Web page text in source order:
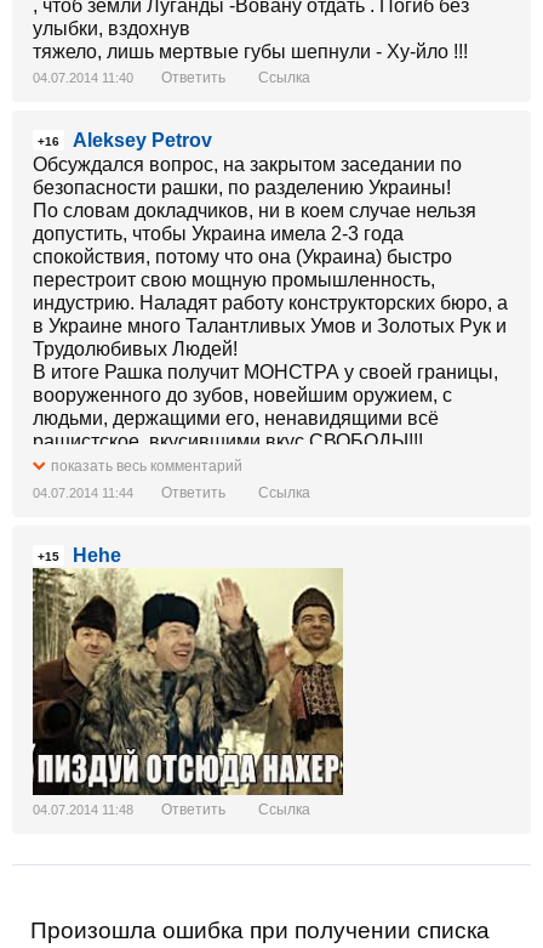
, чтоб земли Луганды -Вовану отдать . Погиб без
улыбки, вздохнув
тяжело, лишь мертвые губы шепнули - Ху-йло !!!
04.07.2014 11:40 Ответить Ссылка
+16
Aleksey Petrov
Обсуждался вопрос, на закрытом заседании по
безопасности рашки, по разделению Украины!
По словам докладчиков, ни в коем случае нельзя
допустить, чтобы Украина имела 2-3 года
спокойствия, потому что она (Украина) быстро
перестроит свою мощную промышленность,
индустрию. Наладят работу конструкторских бюро, а
в Украине много Талантливых Умов и Золотых Рук и
Трудолюбивых Людей!
В итоге Рашка получит МОНСТРА у своей границы,
вооруженного до зубов, новейшим оружием, с
людьми, держащими его, ненавидящими всё
рашистское, вкусившими вкус СВОБОДЫ!!!
показать весь комментарий
04.07.2014 11:44 Ответить Ссылка
+15 Hehe
04.07.2014 11:48 Ответить Ссылка
Произошла ошибка при получении списка